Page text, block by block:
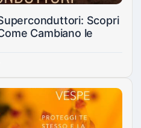
Scopri
Cambiano le